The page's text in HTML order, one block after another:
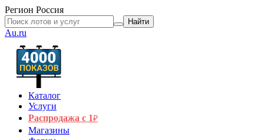
Регион Россия
Найти
Au.ru
Каталог
Услуги
Распродажа с 1₽
Магазины